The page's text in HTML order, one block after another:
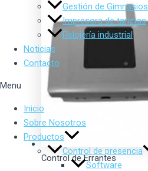
Gestión de Gimnasios
Impresora de tarjetas
Relojería industrial
Noticias
Contacto
Menu
Inicio
Sobre Nosotros
Productos
Control de presencia
Software
Control de Errantes